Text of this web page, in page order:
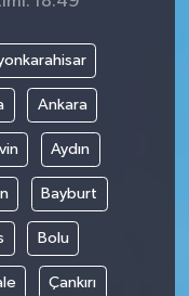
Ankara
Aydın
Bayburt
Bolu
Çankırı